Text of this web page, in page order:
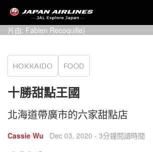
Cheesecake selection from Tokachi Toteppo
片由: Fabien Recoquille)
HOKKAIDO FOOD
十勝甜點王國
北海道帶廣市的六家甜點店
Cassie Wu Dec 03, 2020 - 3分鐘閱讀時間